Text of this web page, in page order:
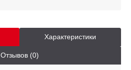
Характеристики
Отзывов (0)